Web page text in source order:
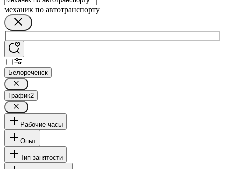
механик по автотранспорту
Белореченск
График2
Рабочие часы
Опыт
Тип занятости